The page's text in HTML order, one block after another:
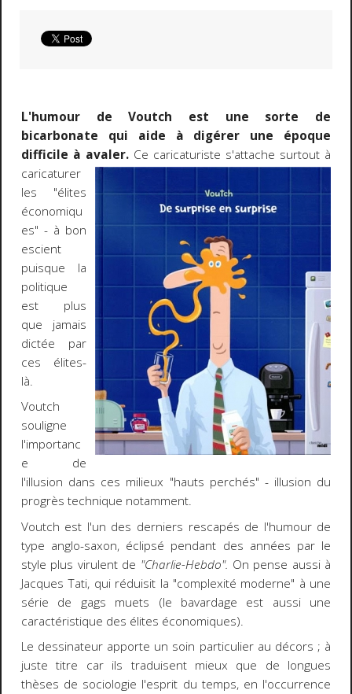
L'humour de Voutch est une sorte de
bicarbonate qui aide à digérer une époque
difficile à avaler.Ce caricaturiste s'attache surtout à
caricaturer
les "élites
économiqu
es" - à bon
escient
puisque la
politique
est plus
que jamais
dictée par
ces élites-
là.
Voutch
souligne
l'importanc
e de
l'illusion dans ces milieux "hauts perchés" - illusion du
progrès technique notamment.
Voutch est l'un des derniers rescapés de l'humour de
type anglo-saxon, éclipsé pendant des années par le
style plus virulent de "Charlie-Hebdo". On pense aussi à
Jacques Tati, qui réduisit la "complexité moderne" à une
série de gags muets (le bavardage est aussi une
caractéristique des élites économiques).
Le dessinateur apporte un soin particulier au décors ; à
juste titre car ils traduisent mieux que de longues
thèses de sociologie l'esprit du temps, en l'occurrence